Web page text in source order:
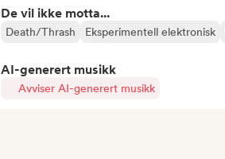
De vil ikke motta...
Death/Thrash Eksperimentell elektronisk
AI-generert musikk
Avviser AI-generert musikk